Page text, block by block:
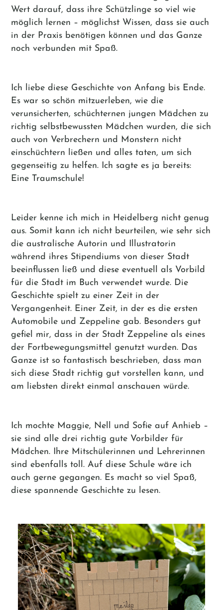
Wert darauf, dass ihre Schützlinge so viel wie
möglich lernen – möglichst Wissen, dass sie auch
in der Praxis benötigen können und das Ganze
noch verbunden mit Spaß.
Ich liebe diese Geschichte von Anfang bis Ende.
Es war so schön mitzuerleben, wie die
verunsicherten, schüchternen jungen Mädchen zu
richtig selbstbewussten Mädchen wurden, die sich
auch von Verbrechern und Monstern nicht
einschüchtern ließen und alles taten, um sich
gegenseitig zu helfen. Ich sagte es ja bereits:
Eine Traumschule!
Leider kenne ich mich in Heidelberg nicht genug
aus. Somit kann ich nicht beurteilen, wie sehr sich
die australische Autorin und Illustratorin
während ihres Stipendiums von dieser Stadt
beeinflussen ließ und diese eventuell als Vorbild
für die Stadt im Buch verwendet wurde. Die
Geschichte spielt zu einer Zeit in der
Vergangenheit. Einer Zeit, in der es die ersten
Automobile und Zeppeline gab. Besonders gut
gefiel mir, dass in der Stadt Zeppeline als eines
der Fortbewegungsmittel genutzt wurden. Das
Ganze ist so fantastisch beschrieben, dass man
sich diese Stadt richtig gut vorstellen kann, und
am liebsten direkt einmal anschauen würde.
Ich mochte Maggie, Nell und Sofie auf Anhieb –
sie sind alle drei richtig gute Vorbilder für
Mädchen. Ihre Mitschülerinnen und Lehrerinnen
sind ebenfalls toll. Auf diese Schule wäre ich
auch gerne gegangen. Es macht so viel Spaß,
diese spannende Geschichte zu lesen.